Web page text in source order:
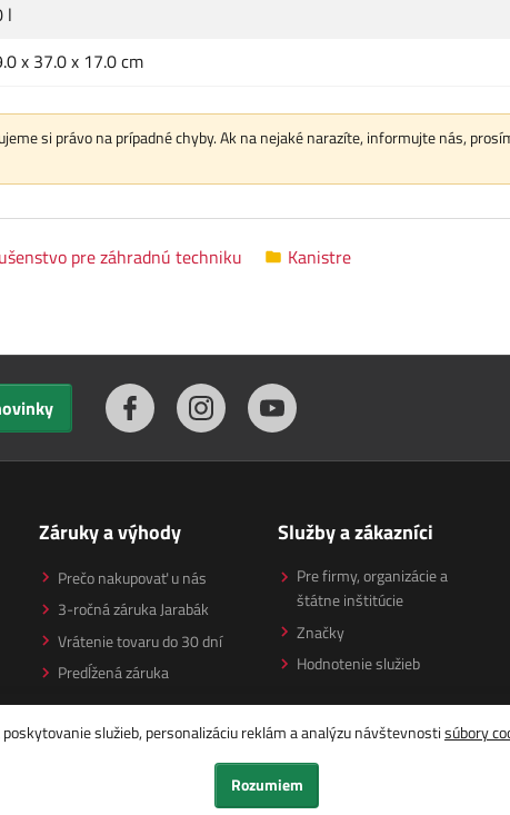
l
x 37.0 x 17.0 cm
si právo na prípadné chyby. Ak na nejaké narazíte, informujte nás,
pre záhradnú techniku Kanistre
Záruky a výhody
Prečo nakupovať u nás
3-ročná záruka Jarabák
Vrátenie tovaru do 30 dní
Predĺžená záruka
Služby a zákazníci
Pre firmy, organizácie a
štátne inštitúcie
Značky
Hodnotenie služieb
služieb, personalizáciu reklám a analýzu návštevnostisúbory
Rozumiem